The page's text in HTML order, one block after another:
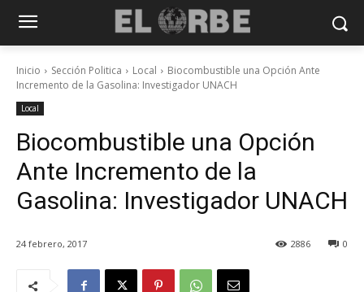
Inicio Sección Politica Local
Biocombustible una Opción Ante
Incremento de la Gasolina: Investigador UNACH
Local
Biocombustible una Opción
Ante Incremento de la
Gasolina: Investigador UNACH
24 febrero, 2017 0
2886